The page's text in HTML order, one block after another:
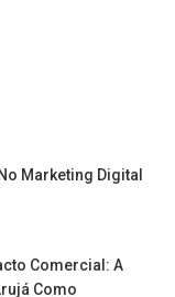
Marketing Digital
Comercial: A
Como